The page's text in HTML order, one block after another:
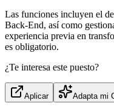
Las funciones incluyen el
Back-End, así como
experiencia previa en
es obligatorio.
¿Te interesa este puesto?
Aplicar Adapta mi